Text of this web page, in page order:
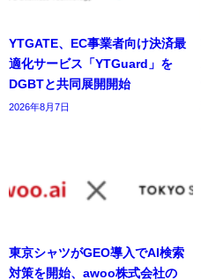
YTGATE、EC事業者向け決済最
適化サービス「YTGuard」を
DGBTと共同展開開始
2026年8月7日
東京シャツがGEO導入でAI検索
対策を開始、awoo株式会社の